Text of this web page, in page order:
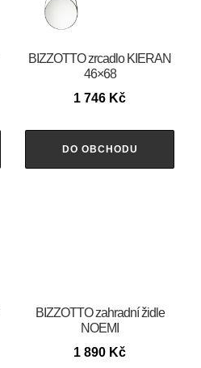
BIZZOTTO zrcadlo KIERAN
46×68
1 746 Kč
DO OBCHODU
BIZZOTTO zahradní židle
NOEMI
1 890 Kč